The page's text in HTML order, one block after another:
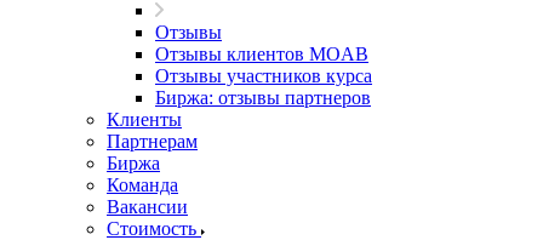
Отзывы
Отзывы клиентов MOAB
Отзывы участников курса
Биржа: отзывы партнеров
Клиенты
Партнерам
Биржа
Команда
Вакансии
Стоимость